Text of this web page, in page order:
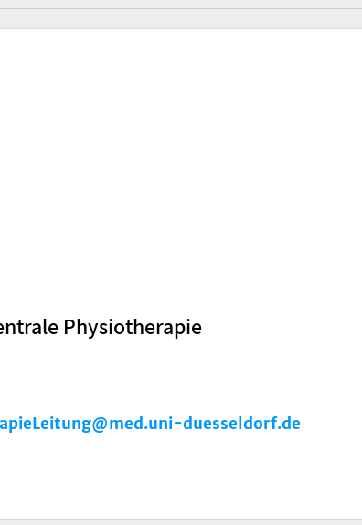
Physiotherapie
duesseldorf.de